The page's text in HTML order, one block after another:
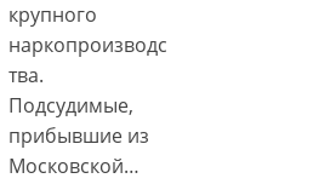
крупного
наркопроизводс
тва.
Подсудимые,
прибывшие из
Московской…